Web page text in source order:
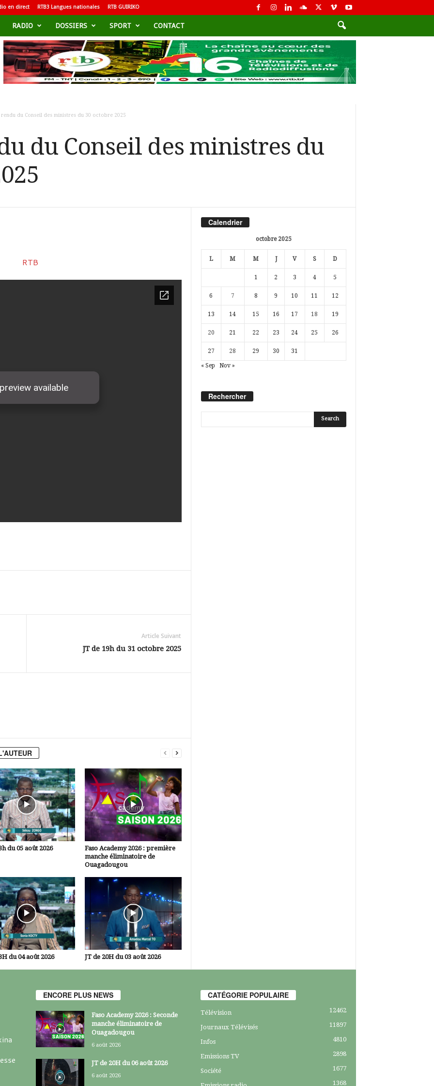
en direct RTB3 Langues nationales RTB GUIRIKO
RADIO DOSSIERS SPORT CONTACT
rendu du Conseil des ministres du 30 octobre 2025
du Conseil des ministres du
Article Suivant
JT de 19h du 31 octobre 2025
du 05 août 2026
Faso Academy 2026 : première
manche éliminatoire de
Ouagadougou
du 04 août 2026 JT de 20H du 03 août 2026
Calendrier
octobre 2025
L M M J V S D
1 2 3 4 5
6 7 8 9 10 11 12
13 14 15 16 17 18 19
20 21 22 23 24 25 26
27 28 29 30 31
« Sep Nov »
Rechercher
ENCORE PLUS NEWS
Faso Academy 2026 : Seconde
manche éliminatoire de
Ouagadougou
6 août 2026
JT de 20H du 06 août 2026
6 août 2026
CATÉGORIE POPULAIRE
Télévision 12462
Journaux Télévisés 11897
Infos 4810
Emissions TV 2898
Société 1677
1368